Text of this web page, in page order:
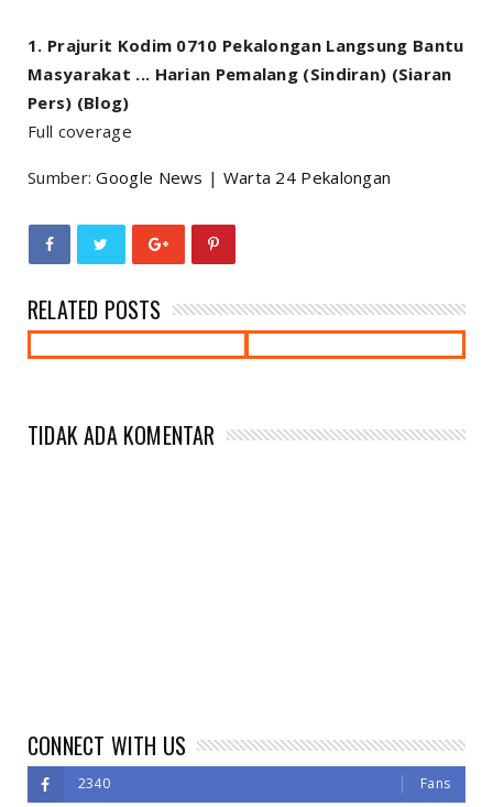
Prajurit Kodim 0710 Pekalongan Langsung Bantu
Masyarakat ... Harian Pemalang (Sindiran) (Siaran
Pers) (Blog)
Full coverage
Sumber:Google News | Warta 24 Pekalongan
RELATED POSTS
TIDAK ADA KOMENTAR
CONNECT WITH US
2340 Fans